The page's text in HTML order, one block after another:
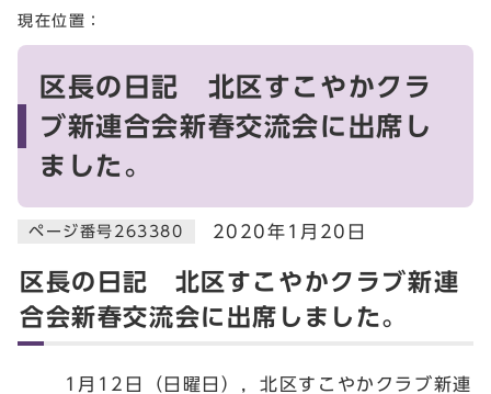
ここから本文です
現在位置：
区長の日記 北区すこやかクラ
ブ新連合会新春交流会に出席し
ました。
ページ番号263380 2020年1月20日
区長の日記 北区すこやかクラブ新連
合会新春交流会に出席しました。
1月12日（日曜日），北区すこやかクラブ新連